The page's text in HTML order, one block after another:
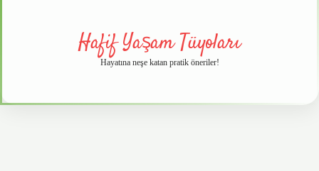
Hafif Yaşam Tüyoları
Hayatına neşe katan pratik öneriler!